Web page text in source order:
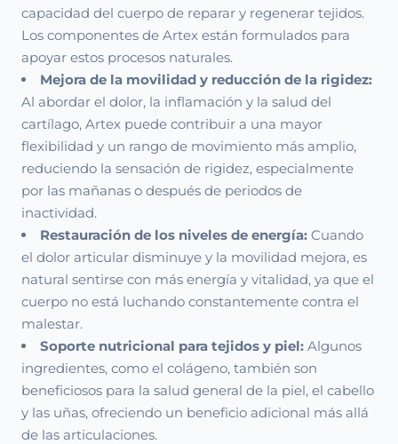
capacidad del cuerpo de reparar y regenerar tejidos.
Los componentes de Artex están formulados para
apoyar estos procesos naturales.
Mejora de la movilidad y reducción de la rigidez:
Al abordar el dolor, la inflamación y la salud del
cartílago, Artex puede contribuir a una mayor
flexibilidad y un rango de movimiento más amplio,
reduciendo la sensación de rigidez, especialmente
por las mañanas o después de periodos de
inactividad.
Restauración de los niveles de energía: Cuando
el dolor articular disminuye y la movilidad mejora, es
natural sentirse con más energía y vitalidad, ya que el
cuerpo no está luchando constantemente contra el
malestar.
Soporte nutricional para tejidos y piel: Algunos
ingredientes, como el colágeno, también son
beneficiosos para la salud general de la piel, el cabello
y las uñas, ofreciendo un beneficio adicional más allá
de las articulaciones.